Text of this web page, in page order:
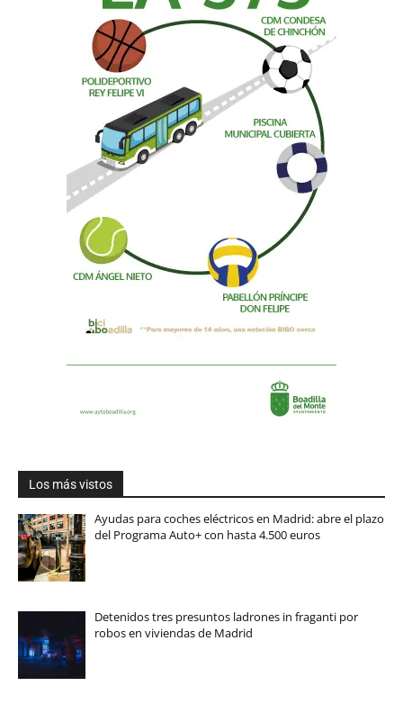
Los más vistos
Ayudas para coches eléctricos en Madrid: abre el plazo
del Programa Auto+ con hasta 4.500 euros
Detenidos tres presuntos ladrones in fraganti por
robos en viviendas de Madrid